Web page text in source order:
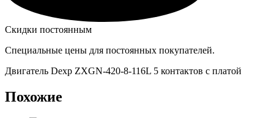
Скидки постоянным
Специальные цены для постоянных покупателей.
Двигатель Dexp ZXGN-420-8-116L 5 контактов с платой
Похожие